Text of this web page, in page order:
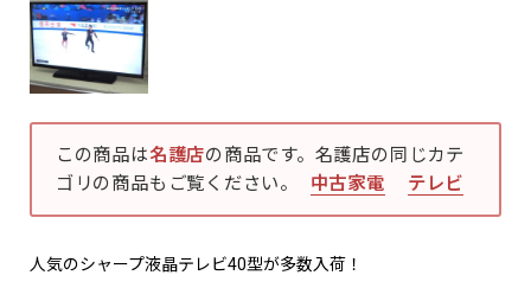
この商品は名護店の商品です。名護店の同じカテ
ゴリの商品もご覧ください。
中古家電 テレビ
人気のシャープ液晶テレビ40型が多数入荷！